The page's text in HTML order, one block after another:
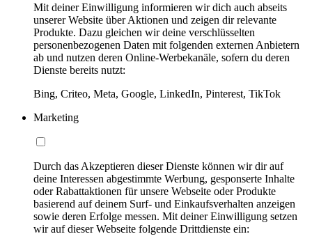
Mit deiner Einwilligung informieren wir dich auch abseits
unserer Website über Aktionen und zeigen dir relevante
Produkte. Dazu gleichen wir deine verschlüsselten
personenbezogenen Daten mit folgenden externen Anbietern
ab und nutzen deren Online-Werbekanäle, sofern du deren
Dienste bereits nutzt:
Bing, Criteo, Meta, Google, LinkedIn, Pinterest, TikTok
Marketing
Durch das Akzeptieren dieser Dienste können wir dir auf
deine Interessen abgestimmte Werbung, gesponserte Inhalte
oder Rabattaktionen für unsere Webseite oder Produkte
basierend auf deinem Surf- und Einkaufsverhalten anzeigen
sowie deren Erfolge messen. Mit deiner Einwilligung setzen
wir auf dieser Webseite folgende Drittdienste ein: